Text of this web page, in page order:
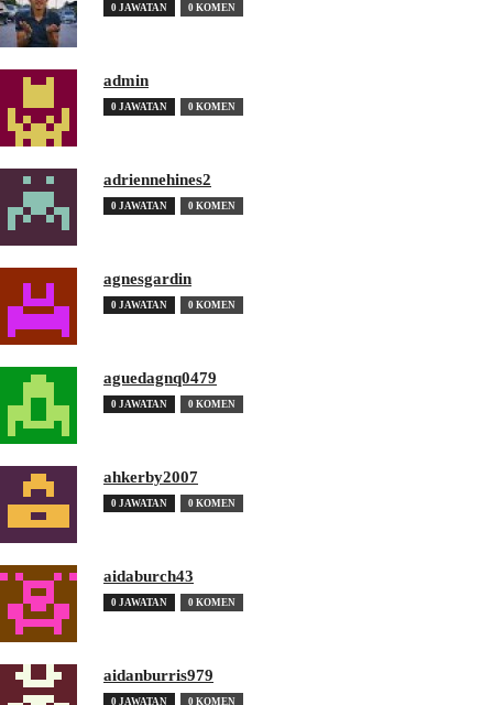
0 JAWATAN 0 KOMEN
admin
0 JAWATAN 0 KOMEN
adriennehines2
0 JAWATAN 0 KOMEN
agnesgardin
0 JAWATAN 0 KOMEN
aguedagnq0479
0 JAWATAN 0 KOMEN
ahkerby2007
0 JAWATAN 0 KOMEN
aidaburch43
0 JAWATAN 0 KOMEN
aidanburris979
0 JAWATAN 0 KOMEN